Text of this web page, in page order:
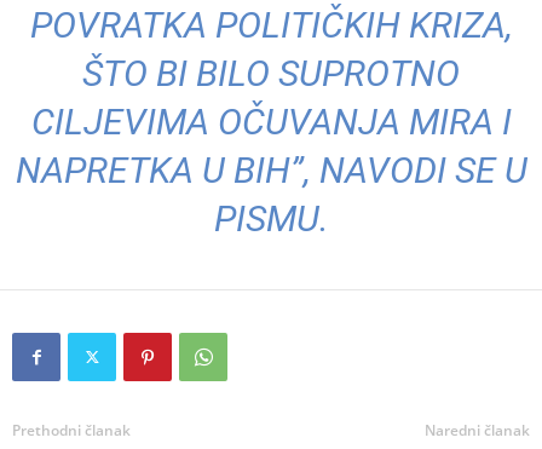
POVRATKA POLITIČKIH KRIZA,
ŠTO BI BILO SUPROTNO
CILJEVIMA OČUVANJA MIRA I
NAPRETKA U BIH”, NAVODI SE U
PISMU.
Prethodni članak Naredni članak